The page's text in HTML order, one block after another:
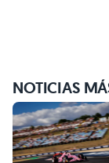
NOTICIAS